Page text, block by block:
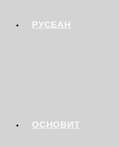
РУСЕАН
ОСНОВИТ